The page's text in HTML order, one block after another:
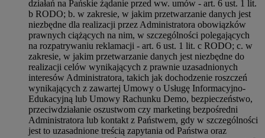
działań na Pańskie żądanie przed ww. umów - art. 6 ust. 1 lit.
b RODO; b. w zakresie, w jakim przetwarzanie danych jest
niezbędne dla realizacji przez Administratora obowiązków
prawnych ciążących na nim, w szczególności polegających
na rozpatrywaniu reklamacji - art. 6 ust. 1 lit. c RODO; c. w
zakresie, w jakim przetwarzanie danych jest niezbędne do
realizacji celów wynikających z prawnie uzasadnionych
interesów Administratora, takich jak dochodzenie roszczeń
wynikających z zawartej Umowy o Usługę Informacyjno-
Edukacyjną lub Umowy Rachunku Demo, bezpieczeństwo,
przeciwdziałanie oszustwom czy marketing bezpośredni
Administratora lub kontakt z Państwem, gdy w szczególności
jest to uzasadnione treścią zapytania od Państwa oraz